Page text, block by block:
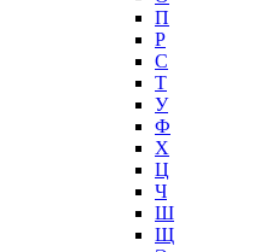
П
Р
С
Т
У
Ф
Х
Ц
Ч
Ш
Щ